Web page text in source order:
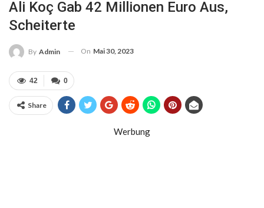
Ali Koç Gab 42 Millionen Euro Aus,
Scheiterte
By Admin On Mai 30, 2023
0
42
Share
Werbung